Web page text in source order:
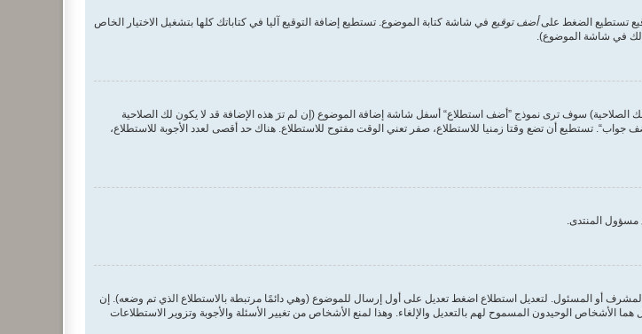
تستطيع الضغط علىأضف توقيع في شاشة كتابة الموضوع. تستطيع إضافة التوقيع آليا في كتاباتك كلها بتشغيل الاختيار الخاص
في شاشة الموضوع).
الصلاحية) سوف ترى نموذج ”أضف استطلاع“ أسفل شاشة إضافة الموضوع (إن لم ترَ هذه الإضافة قد لا يكون لك الصلاحية
تستطيع أن تضع وقتا زمنيا للاستطلاع، صفر تعني الوقت مفتوح للاستطلاع. هناك حد أقصى لعدد الأجوبة للاستطلاع،
مسؤول المنتدى.
المشرف أو المسئول. لتعديل استطلاع اضغط تعديل على أول إرسال للموضوع (وهي دائمًا مرتبطة بالاستطلاع الذي تم وضعه). إن
الوحيدون المسموح لهم بالتعديل والإلغاء. وهذا لمنع الأشخاص من تغيير الأسئلة والأجوبة وتزوير الاستطلاعات